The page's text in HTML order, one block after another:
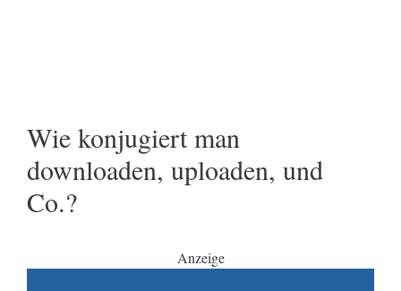
Wie konjugiert man
downloaden, uploaden, und
Co.?
Anzeige